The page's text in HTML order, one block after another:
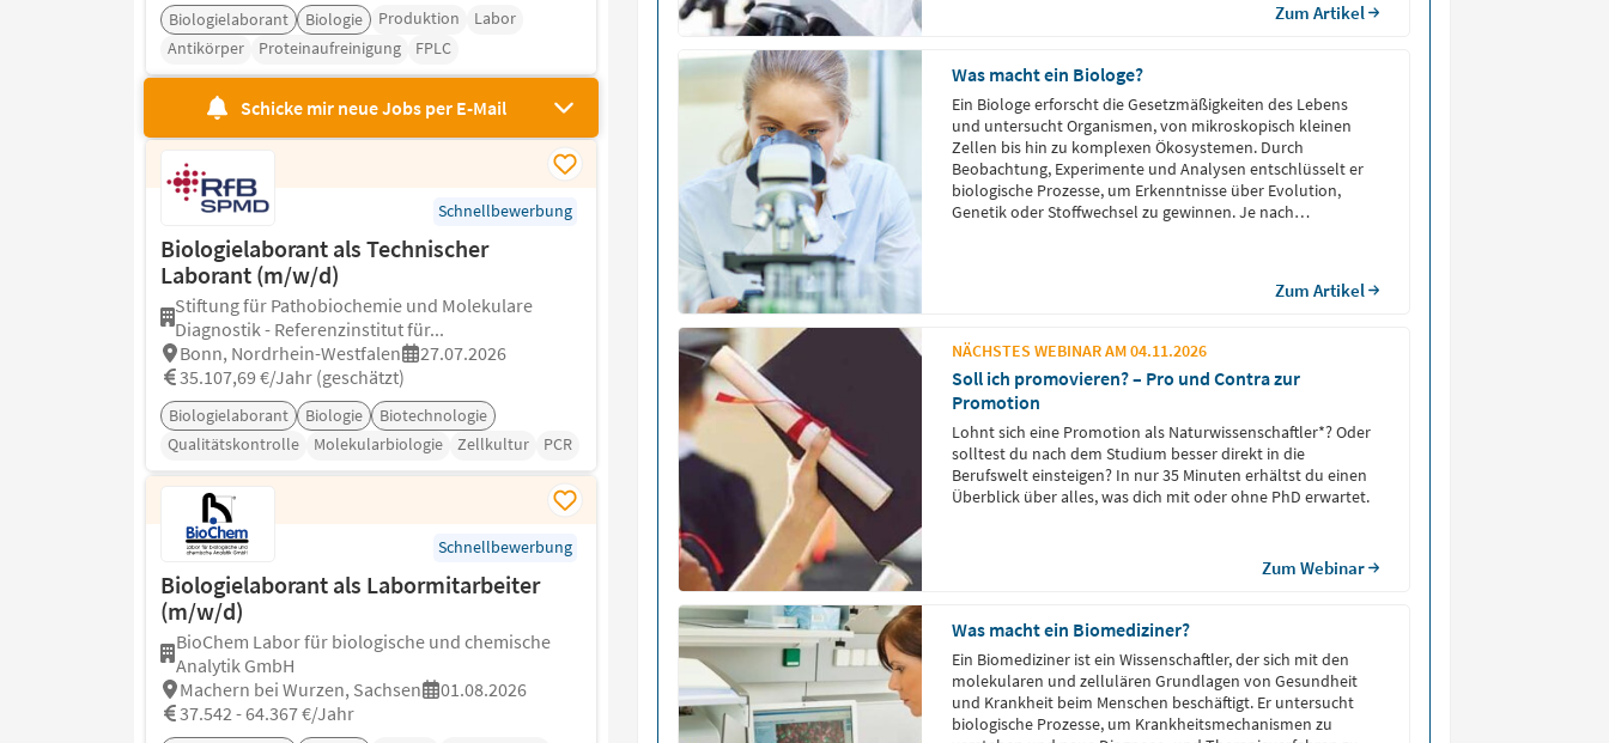
Biologielaborant Biologie Produktion
Labor
Antikörper
Proteinaufreinigung FPLC
Schicke mir neue Jobs per E-Mail
Schnellbewerbung
Biologielaborant als Technischer
Laborant (m/w/d)
Stiftung für Pathobiochemie und Molekulare
Diagnostik - Referenzinstitut für...
Bonn, Nordrhein-Westfalen
27.07.2026
35.107,69 €/Jahr (geschätzt)
Biologielaborant Biologie
Biotechnologie
Qualitätskontrolle
Molekularbiologie Zellkultur PCR
Schnellbewerbung
Biologielaborant als Labormitarbeiter
(m/w/d)
BioChem Labor für biologische und chemische
Analytik GmbH
Machern bei Wurzen, Sachsen
01.08.2026
37.542 - 64.367 €/Jahr
Zum Artikel
Was macht ein Biologe?
Ein Biologe erforscht die Gesetzmäßigkeiten des Lebens
und untersucht Organismen, von mikroskopisch kleinen
Zellen bis hin zu komplexen Ökosystemen. Durch
Beobachtung, Experimente und Analysen entschlüsselt er
biologische Prozesse, um Erkenntnisse über Evolution,
Genetik oder Stoffwechsel zu gewinnen. Je nach
Zum Artikel
NÄCHSTES WEBINAR AM 04.11.2026
Soll ich promovieren? – Pro und Contra zur
Promotion
Lohnt sich eine Promotion als Naturwissenschaftler*? Oder
solltest du nach dem Studium besser direkt in die
Berufswelt einsteigen? In nur 35 Minuten erhältst du einen
Überblick über alles, was dich mit oder ohne PhD erwartet.
Zum Webinar
Was macht ein Biomediziner?
Ein Biomediziner ist ein Wissenschaftler, der sich mit den
molekularen und zellulären Grundlagen von Gesundheit
und Krankheit beim Menschen beschäftigt. Er untersucht
biologische Prozesse, um Krankheitsmechanismen zu